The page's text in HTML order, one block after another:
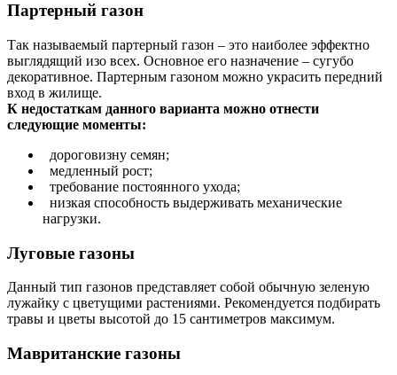
Партерный газон
Так называемый партерный газон – это наиболее эффектно
выглядящий изо всех. Основное его назначение – сугубо
декоративное. Партерным газоном можно украсить передний
вход в жилище.
К недостаткам данного варианта можно отнести
следующие моменты:
дороговизну семян;
медленный рост;
требование постоянного ухода;
низкая способность выдерживать механические
нагрузки.
Луговые газоны
Данный тип газонов представляет собой обычную зеленую
лужайку с цветущими растениями. Рекомендуется подбирать
травы и цветы высотой до 15 сантиметров максимум.
Мавританские газоны